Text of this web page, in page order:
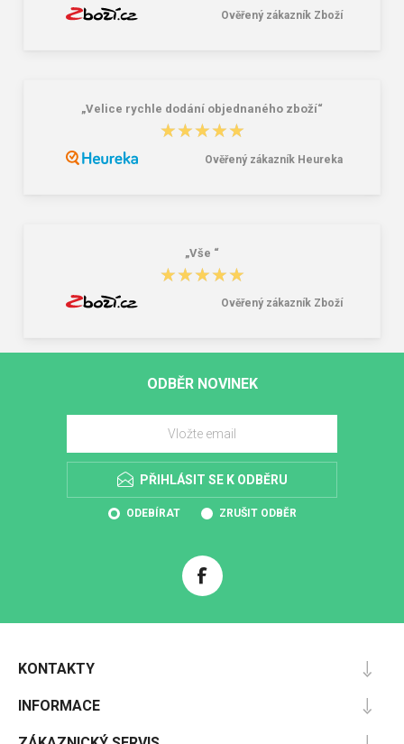
Ověřený zákazník Zboží
„Velice rychle dodání objednaného zboží“
★★★★★
★★★★★
Ověřený zákazník Heureka
„Vše “
★★★★★
★★★★★
Ověřený zákazník Zboží
ODBĚR NOVINEK
PŘIHLÁSIT SE K ODBĚRU
ODEBÍRAT ZRUŠIT ODBĚR
KONTAKTY
INFORMACE